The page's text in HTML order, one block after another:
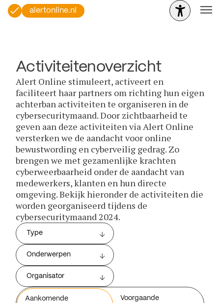
alertonline.nl
Activiteitenoverzicht
Alert Online stimuleert, activeert en
faciliteert haar partners om richting hun eigen
achterban activiteiten te organiseren in de
cybersecuritymaand. Door zichtbaarheid te
geven aan deze activiteiten via Alert Online
versterken we de aandacht voor online
bewustwording en cyberveilig gedrag. Zo
brengen we met gezamenlijke krachten
cyberweerbaarheid onder de aandacht van
medewerkers, klanten en hun directe
omgeving. Bekijk hieronder de activiteiten die
worden georganiseerd tijdens de
cybersecuritymaand 2024.
Type
Onderwerpen
Organisator
Aankomende
Voorgaande